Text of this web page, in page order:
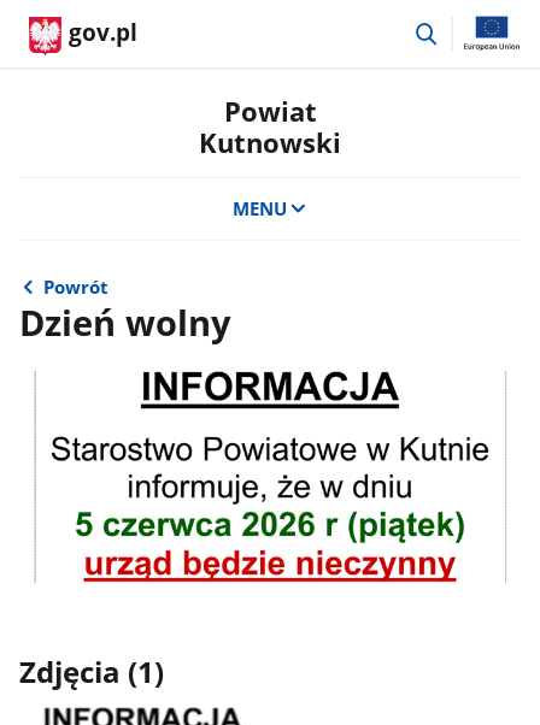
gov.pl
przejdź
Powiat
Kutnowski
MENU
Powrót
Dzień wolny
Zdjęcia (1)